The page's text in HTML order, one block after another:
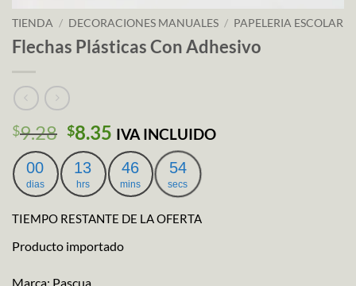
TIENDA / DECORACIONES MANUALES / PAPELERIA ESCOLAR
Flechas Plásticas Con Adhesivo
$9.28 El
precio
original
era:
$8.35 El
precio
actual
es:
IVA INCLUIDO
00
dias
13
hrs
46
mins
54
secs
TIEMPO RESTANTE DE LA OFERTA
Producto importado
Marca: Pascua